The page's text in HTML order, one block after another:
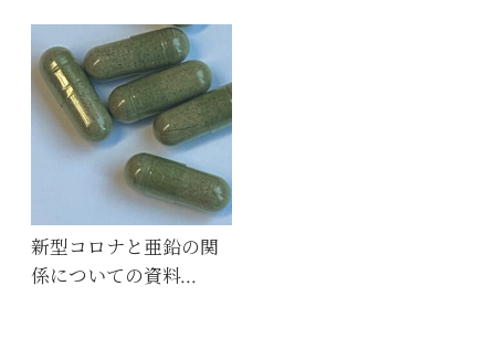
新型コロナと亜鉛の関
係についての資料…